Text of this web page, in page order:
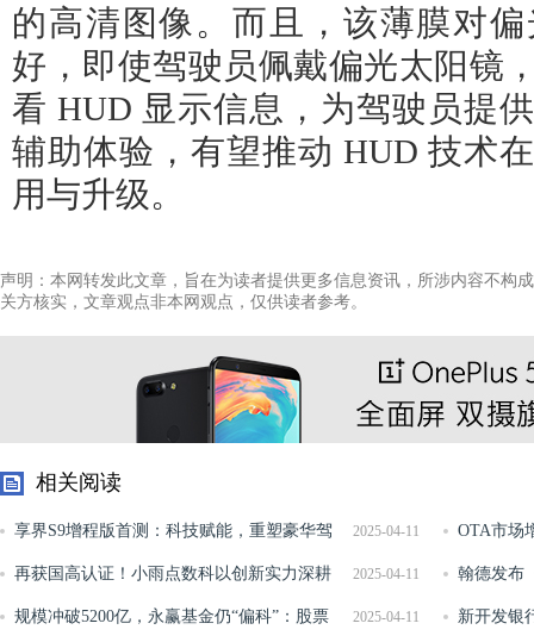
的高清图像。而且，该薄膜对
好，即使驾驶员佩戴偏光太阳镜
看 HUD 显示信息，为驾驶员提
辅助体验，有望推动 HUD 技术
用与升级。
声明：本网转发此文章，旨在为读者提供更多信息资讯，所涉内容不构
关方核实，文章观点非本网观点，仅供读者参考。
相关阅读
2025-04-11
享界S9增程版首测：科技赋能，重塑豪华驾
乘新高度
OTA市场
2025-04-11
再获国高认证！小雨点数科以创新实力深耕
金融科技领域
翰德发布
夺白热化每
2025-04-11
规模冲破5200亿，永赢基金仍“偏科”：股票 新开发银